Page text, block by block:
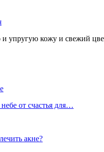
упругую кожу и свежий
от счастья для…
акне?